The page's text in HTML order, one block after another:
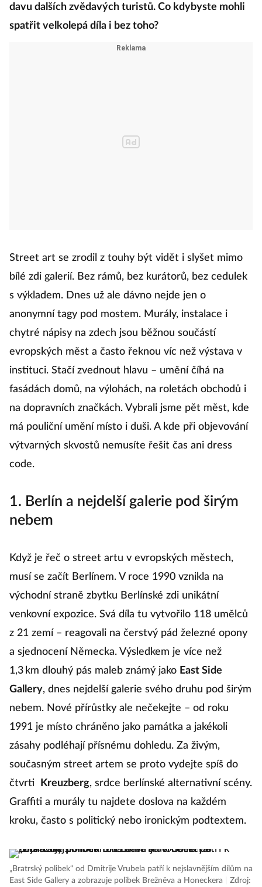
davu dalších zvědavých turistů. Co kdybyste mohli
spatřit velkolepá díla i bez toho?
Street art se zrodil z touhy být vidět i slyšet mimo
bílé zdi galerií. Bez rámů, bez kurátorů, bez cedulek
s výkladem. Dnes už ale dávno nejde jen o
anonymní tagy pod mostem. Murály, instalace i
chytré nápisy na zdech jsou běžnou součástí
evropských měst a často řeknou víc než výstava v
instituci. Stačí zvednout hlavu – umění číhá na
fasádách domů, na výlohách, na roletách obchodů i
na dopravních značkách. Vybrali jsme pět měst, kde
má pouliční umění místo i duši. A kde při objevování
výtvarných skvostů nemusíte řešit čas ani dress
code.
1. Berlín a nejdelší galerie pod širým
nebem
Když je řeč o street artu v evropských městech,
musí se začít Berlínem. V roce 1990 vznikla na
východní straně zbytku Berlínské zdi unikátní
venkovní expozice. Svá díla tu vytvořilo 118 umělců
z 21 zemí – reagovali na čerstvý pád železné opony
a sjednocení Německa. Výsledkem je více než
1,3 km dlouhý pás maleb známý jako East Side
Gallery, dnes nejdelší galerie svého druhu pod širým
nebem. Nové přírůstky ale nečekejte – od roku
1991 je místo chráněno jako památka a jakékoli
zásahy podléhají přísnému dohledu. Za živým,
současným street artem se proto vydejte spíš do
čtvrti
Kreuzberg, srdce berlínské alternativní scény.
Graffiti a murály tu najdete doslova na každém
kroku, často s politický nebo ironickým podtextem.
„Bratrský polibek“ od Dmitrije Vrubela patří k nejslavnějším dílům na
East Side Gallery a zobrazuje polibek Brežněva a Honeckera
Zdroj: